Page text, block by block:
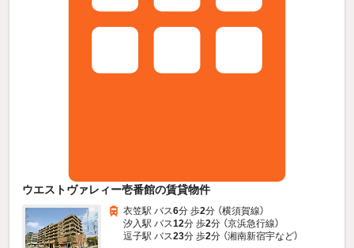
ウエストヴァレィー壱番館の賃貸物件
衣笠駅 バス6分 歩2分 （横須賀線）
汐入駅 バス12分 歩2分 （京浜急行線）
逗子駅 バス23分 歩2分 （湘南新宿宇など）